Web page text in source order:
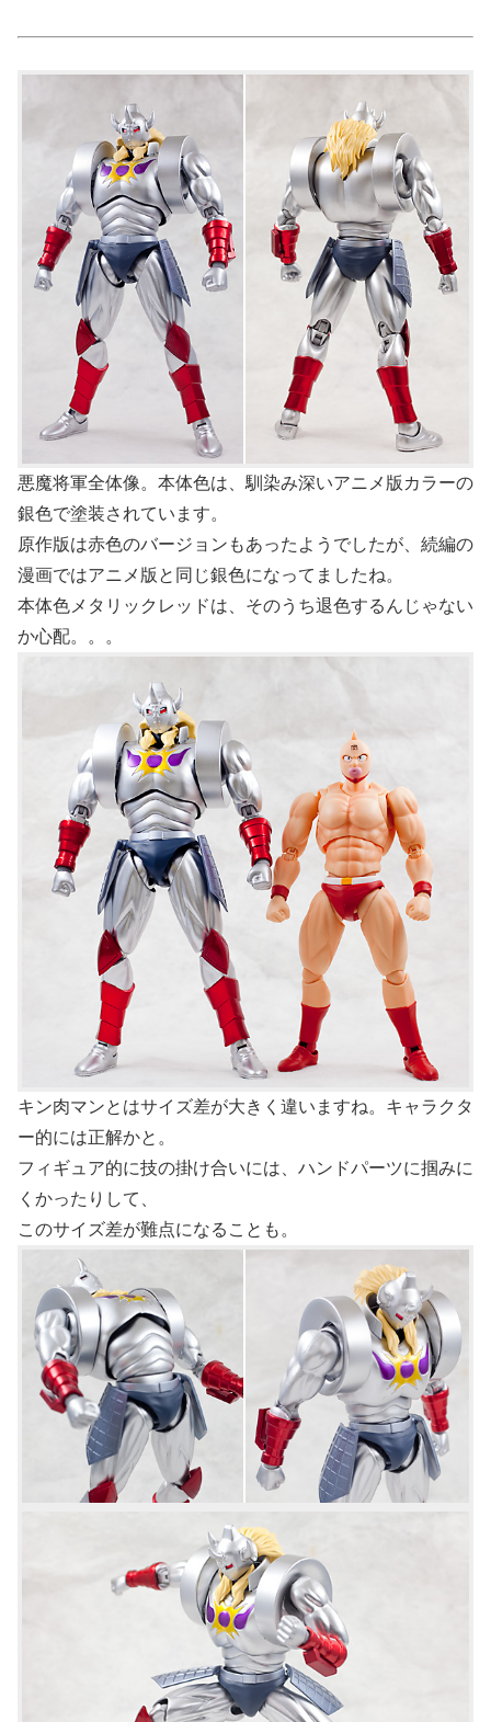
悪魔将軍全体像。本体色は、馴染み深いアニメ版カラーの
銀色で塗装されています。
原作版は赤色のバージョンもあったようでしたが、続編の
漫画ではアニメ版と同じ銀色になってましたね。
本体色メタリックレッドは、そのうち退色するんじゃない
か心配。。。
キン肉マンとはサイズ差が大きく違いますね。キャラクタ
ー的には正解かと。
フィギュア的に技の掛け合いには、ハンドパーツに掴みに
くかったりして、
このサイズ差が難点になることも。